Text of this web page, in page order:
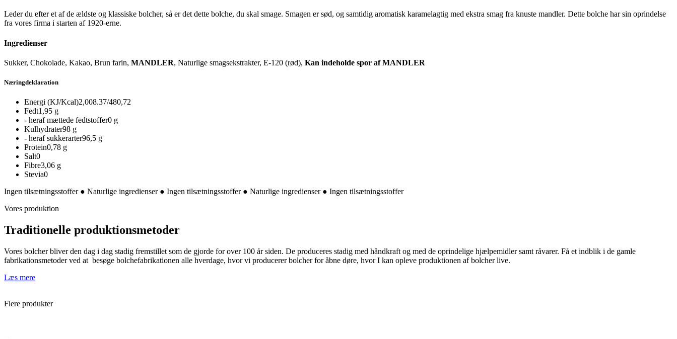
Leder du efter et af de ældste og klassiske bolcher, så er det dette bolche, du skal smage. Smagen er sød, og samtidig aromatisk karamelagtig med ekstra smag fra knuste mandler. Dette bolche har sin oprindelse
fra vores firma i starten af 1920-erne.
Ingredienser
Sukker, Chokolade, Kakao, Brun farin, MANDLER, Naturlige smagsekstrakter, E-120 (rød), Kan indeholde spor af MANDLER
Næringdeklaration
Energi (KJ/Kcal)2,008.37/480,72
Fedt1,95 g
- heraf mættede fedtstoffer0 g
Kulhydrater98 g
- heraf sukkerarter96,5 g
Protein0,78 g
Salt0
Fibre3,06 g
Stevia0
Ingen tilsætningsstoffer ● Naturlige ingredienser ● Ingen tilsætningsstoffer ● Naturlige ingredienser ● Ingen tilsætningsstoffer
Vores produktion
Traditionelle produktionsmetoder
Vores bolcher bliver den dag i dag stadig fremstillet som de gjorde for over 100 år siden. De produceres stadig med håndkraft og med de oprindelige hjælpemidler samt råvarer. Få et indblik i de gamle
fabrikationsmetoder ved at besøge bolchefabrikationen alle hverdage, hvor vi producerer bolcher for åbne døre, hvor I kan opleve produktionen af bolcher live.
Læs mere
Flere produkter